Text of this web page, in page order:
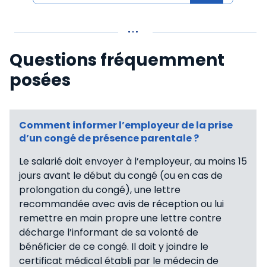
Questions fréquemment
posées
Comment informer l’employeur de la prise
d’un congé de présence parentale ?
Le salarié doit envoyer à l’employeur, au moins 15
jours avant le début du congé (ou en cas de
prolongation du congé), une lettre
recommandée avec avis de réception ou lui
remettre en main propre une lettre contre
décharge l’informant de sa volonté de
bénéficier de ce congé. Il doit y joindre le
certificat médical établi par le médecin de